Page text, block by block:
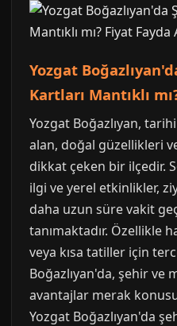
Yozgat
Kartları Mantıklı
Yozgat Boğazlıyan,
alan, doğal güzellikleri
dikkat çeken bir ilçedir.
ilgi ve yerel etkinlikler,
daha uzun süre vakit
tanımaktadır. Özellikle
veya kısa tatiller için
Boğazlıyan'da, şehir ve
avantajlar merak
Yozgat Boğazlıyan'da